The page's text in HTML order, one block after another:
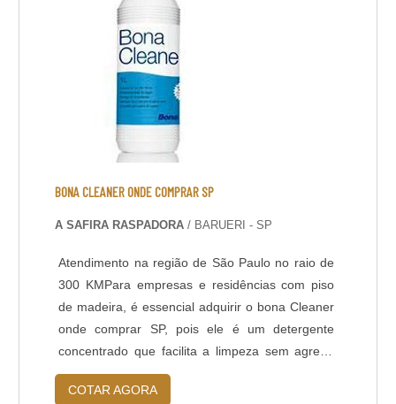
BONA CLEANER ONDE COMPRAR SP
A SAFIRA RASPADORA/ BARUERI - SP
Atendimento na região de São Paulo no raio de
300 KMPara empresas e residências com piso
de madeira, é essencial adquirir o bona Cleaner
onde comprar SP, pois ele é um detergente
concentrado que facilita a limpeza sem agredir
ou danificar o piso.UTILIDADE DA BONA
CLEANER ONDE COMPRAR SP Indicado para
COTAR AGORA